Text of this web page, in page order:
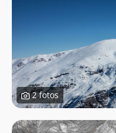
2 fotos